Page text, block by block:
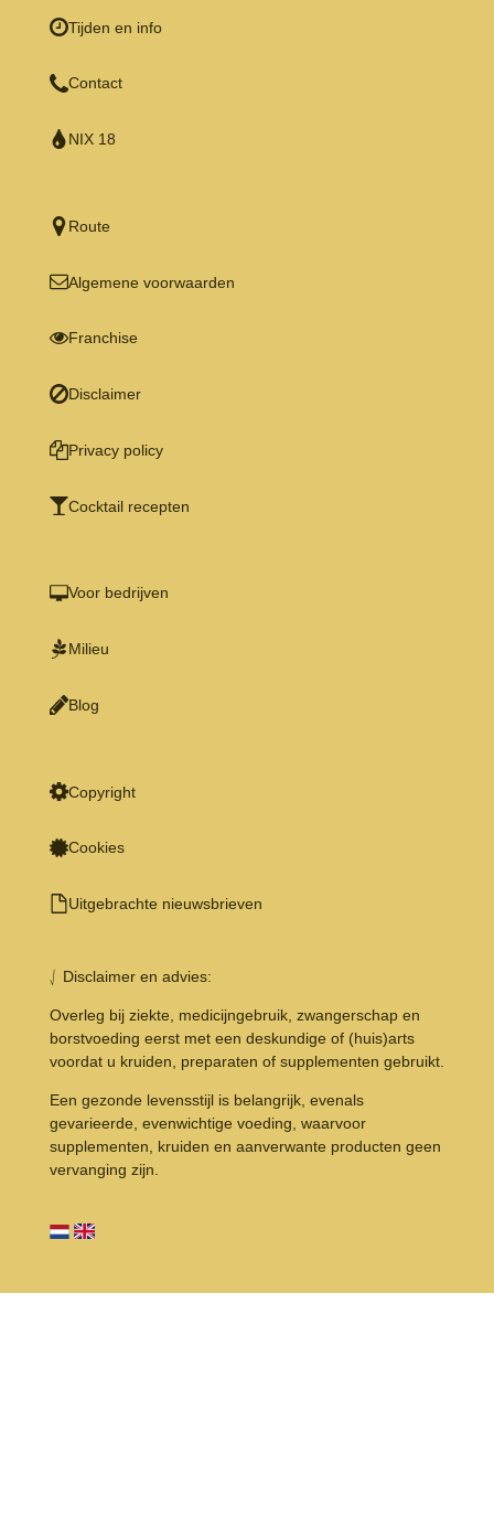
Tijden en info
Contact
NIX 18
Route
Algemene voorwaarden
Franchise
Disclaimer
Privacy policy
Cocktail recepten
Voor bedrijven
Milieu
Blog
Copyright
Cookies
Uitgebrachte nieuwsbrieven
⎷ Disclaimer en advies:
Overleg bij ziekte, medicijngebruik, zwangerschap en
borstvoeding eerst met een deskundige of (huis)arts
voordat u kruiden, preparaten of supplementen gebruikt.
Een gezonde levensstijl is belangrijk, evenals
gevarieerde, evenwichtige voeding, waarvoor
supplementen, kruiden en aanverwante producten geen
vervanging zijn.